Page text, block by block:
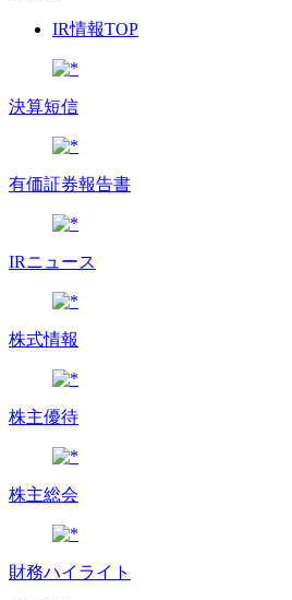
IR情報TOP
決算短信
有価証券報告書
IRニュース
株式情報
株主優待
株主総会
財務ハイライト